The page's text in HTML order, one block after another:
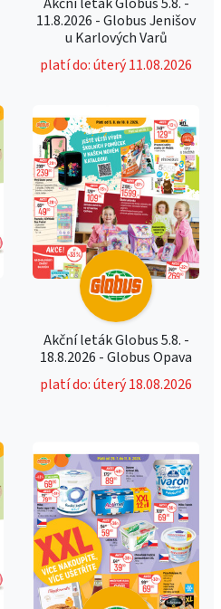
11.8.2026 - Globus Jenišov
u Karlových Varů
platí do: úterý 11.08.2026
Akční leták Globus 5.8. -
18.8.2026 - Globus Opava
platí do: úterý 18.08.2026